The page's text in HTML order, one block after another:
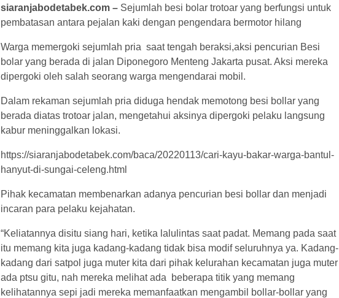
siaranjabodetabek.com – Sejumlah besi bolar trotoar yang berfungsi untuk
pembatasan antara pejalan kaki dengan pengendara bermotor hilang
Warga memergoki sejumlah pria saat tengah beraksi,aksi pencurian Besi
bolar yang berada di jalan Diponegoro Menteng Jakarta pusat. Aksi mereka
dipergoki oleh salah seorang warga mengendarai mobil.
Dalam rekaman sejumlah pria diduga hendak memotong besi bollar yang
berada diatas trotoar jalan, mengetahui aksinya dipergoki pelaku langsung
kabur meninggalkan lokasi.
https://siaranjabodetabek.com/baca/20220113/cari-kayu-bakar-warga-bantul-
hanyut-di-sungai-celeng.html
Pihak kecamatan membenarkan adanya pencurian besi bollar dan menjadi
incaran para pelaku kejahatan.
“Keliatannya disitu siang hari, ketika lalulintas saat padat. Memang pada saat
itu memang kita juga kadang-kadang tidak bisa modif seluruhnya ya. Kadang-
kadang dari satpol juga muter kita dari pihak kelurahan kecamatan juga muter
ada ptsu gitu, nah mereka melihat ada beberapa titik yang memang
kelihatannya sepi jadi mereka memanfaatkan mengambil bollar-bollar yang